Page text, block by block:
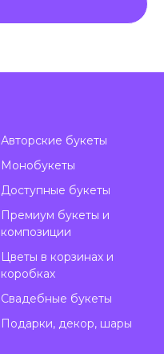
Авторские букеты
Монобукеты
Доступные букеты
Премиум букеты и
композиции
Цветы в корзинах и
коробках
Свадебные букеты
Подарки, декор, шары